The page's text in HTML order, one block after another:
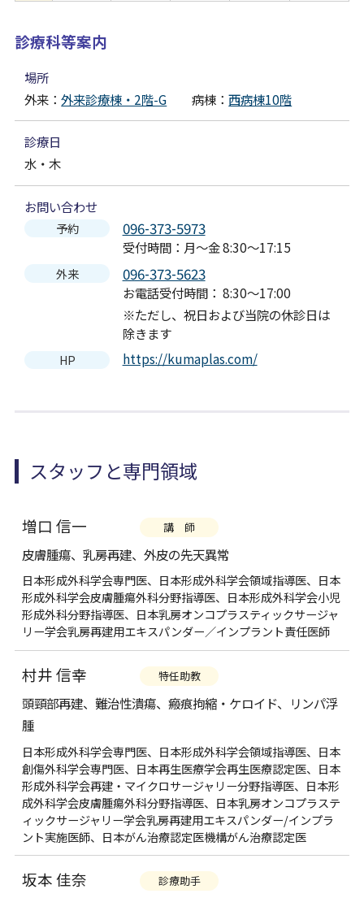
診療科等案内
場所
外来：外来診療棟・2階-G 病棟：西病棟10階
診療日
水・木
お問い合わせ
予約 096-373-5973
受付時間：月～金 8:30～17:15
外来 096-373-5623
お電話受付時間： 8:30～17:00
※ただし、祝日および当院の休診日は
除きます
HP https://kumaplas.com/
スタッフと専門領域
増口 信一 講 師
皮膚腫瘍、乳房再建、外皮の先天異常
日本形成外科学会専門医、日本形成外科学会領域指導医、日本
形成外科学会皮膚腫瘍外科分野指導医、日本形成外科学会小児
形成外科分野指導医、日本乳房オンコプラスティックサージャ
リー学会乳房再建用エキスパンダー／インプラント責任医師
村井 信幸 特任助教
頭頸部再建、難治性潰瘍、瘢痕拘縮・ケロイド、リンパ浮
腫
日本形成外科学会専門医、日本形成外科学会領域指導医、日本
創傷外科学会専門医、日本再生医療学会再生医療認定医、日本
形成外科学会再建・マイクロサージャリー分野指導医、日本形
成外科学会皮膚腫瘍外科分野指導医、日本乳房オンコプラステ
ィックサージャリー学会乳房再建用エキスパンダー/インプラ
ント実施医師、日本がん治療認定医機構がん治療認定医
坂本 佳奈 診療助手